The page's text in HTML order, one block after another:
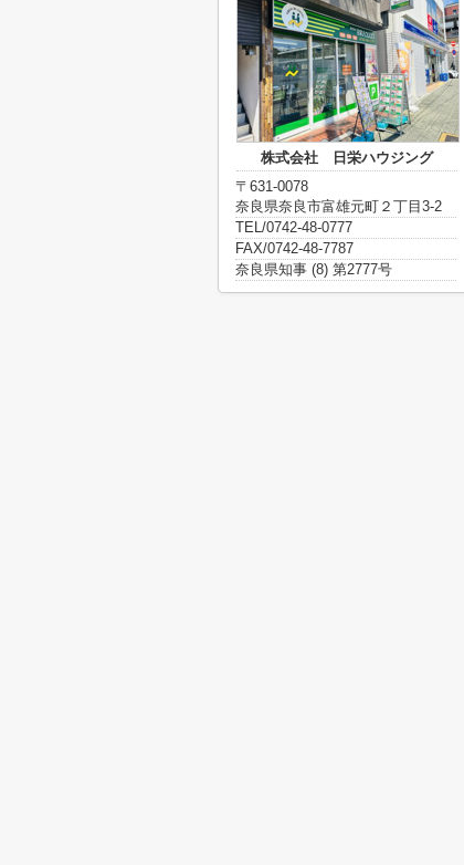
株式会社 日栄ハウジング
〒631-0078
奈良県奈良市富雄元町２丁目3-2
TEL/0742-48-0777
FAX/0742-48-7787
奈良県知事 (8) 第2777号